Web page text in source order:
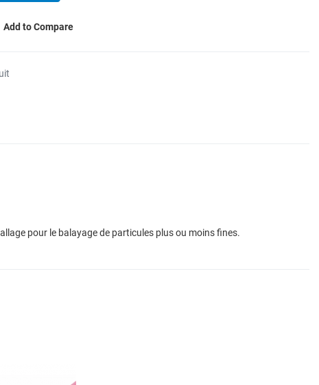
Add to Compare
pour le balayage de particules plus ou moins fines.